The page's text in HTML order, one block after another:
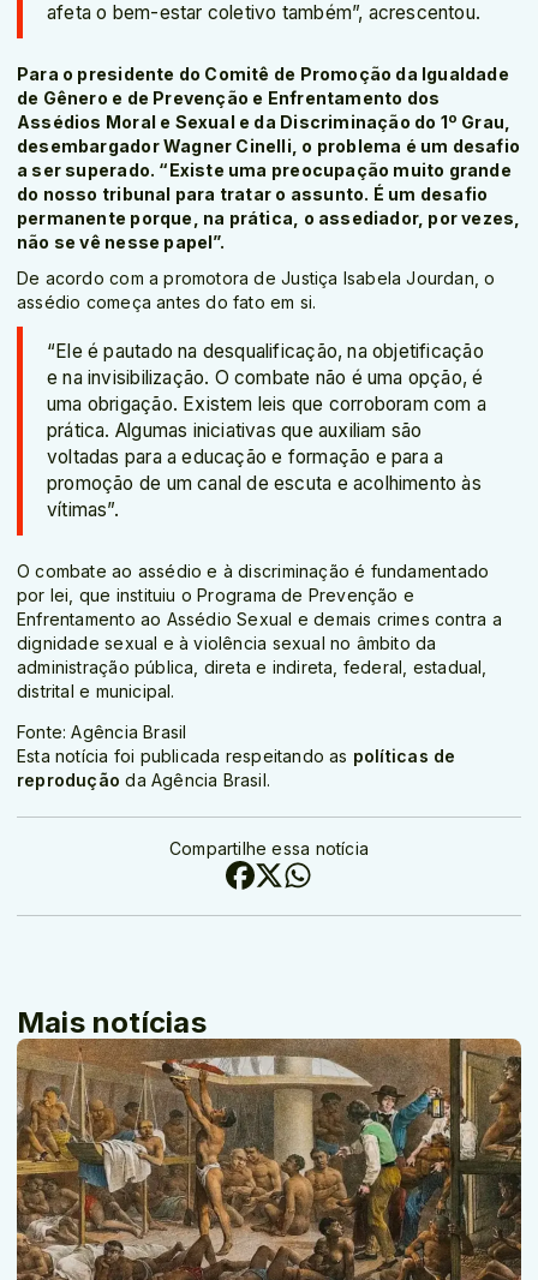
afeta o bem-estar coletivo também”, acrescentou.
Para o presidente do Comitê de Promoção da Igualdade
de Gênero e de Prevenção e Enfrentamento dos
Assédios Moral e Sexual e da Discriminação do 1º Grau,
desembargador Wagner Cinelli, o problema é um desafio
a ser superado. “Existe uma preocupação muito grande
do nosso tribunal para tratar o assunto. É um desafio
permanente porque, na prática, o assediador, por vezes,
não se vê nesse papel”.
De acordo com a promotora de Justiça Isabela Jourdan, o
assédio começa antes do fato em si.
“Ele é pautado na desqualificação, na objetificação
e na invisibilização. O combate não é uma opção, é
uma obrigação. Existem leis que corroboram com a
prática. Algumas iniciativas que auxiliam são
voltadas para a educação e formação e para a
promoção de um canal de escuta e acolhimento às
vítimas”.
O combate ao assédio e à discriminação é fundamentado
por lei, que instituiu o Programa de Prevenção e
Enfrentamento ao Assédio Sexual e demais crimes contra a
dignidade sexual e à violência sexual no âmbito da
administração pública, direta e indireta, federal, estadual,
distrital e municipal.
Fonte: Agência Brasil
Esta notícia foi publicada respeitando as políticas de
reprodução da Agência Brasil.
Compartilhe essa notícia
Mais notícias